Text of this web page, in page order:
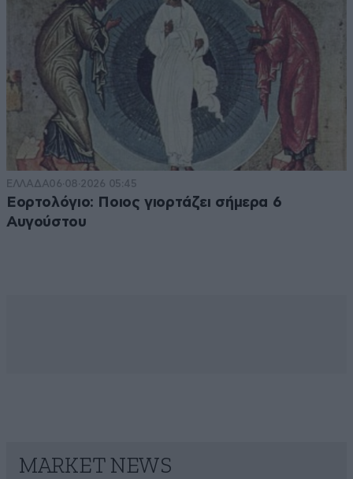
ΕΛΛΑΔΑ06·08·2026 05:45
Εορτολόγιο: Ποιος γιορτάζει σήμερα 6
Αυγούστου
MARKET NEWS